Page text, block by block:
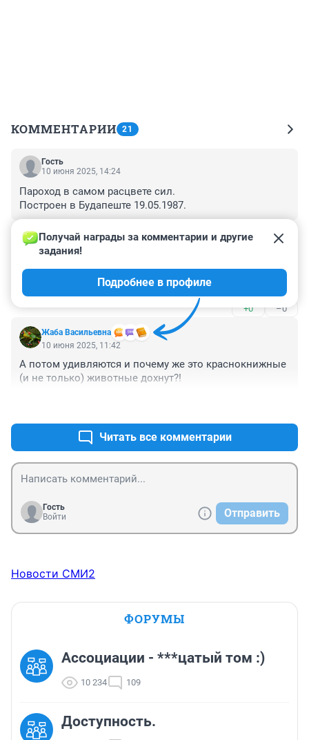
КОММЕНТАРИИ 21
Гость
10 июня 2025, 14:24
Пароход в самом расцвете сил.
Построен в Будапеште 19.05.1987.
–0
Гость
это месть за мэра
+0 –0
Жаба Васильевна
Получай награды за комментарии и другие
задания!
Подробнее в профиле
10 июня 2025, 11:42
А потом удивляются и почему же это краснокнижные
(и не только) животные дохнут?!
Читать все комментарии
Гость
Войти
Отправить
Новости СМИ2
ФОРУМЫ
Ассоциации - ***цатый том :)
10 234 109
Доступность.